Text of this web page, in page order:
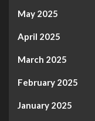
May 2025
April 2025
March 2025
February 2025
January 2025